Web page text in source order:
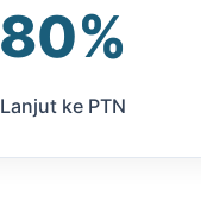
80%
Lanjut ke PTN